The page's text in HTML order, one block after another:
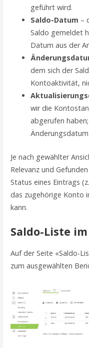
geführt wird.
Saldo-Datum –
Saldo gemeldet
Datum aus der
dem sich der
Kontoaktivität,
wir die
abgerufen
Je nach gewählter
Relevanz und
Status eines Eintrags
das zugehörige Konto
kann.
Saldo-Liste
Auf der Seite «Saldo-
zum ausgewählten